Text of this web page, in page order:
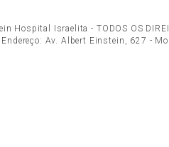
Hospital Israelita - TODOS OS
Av. Albert Einstein, 627 -